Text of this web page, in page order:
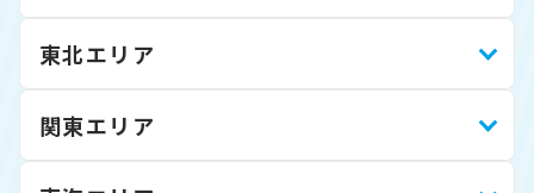
東北エリア
関東エリア